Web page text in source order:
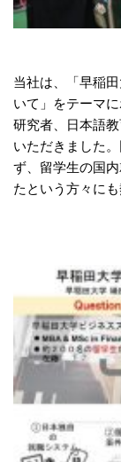
当社は、「早稲
いて」をテーマ
研究者、日本語
いただきました
ず、留学生の国
たという方々に